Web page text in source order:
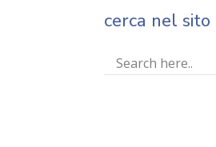
cerca nel sito